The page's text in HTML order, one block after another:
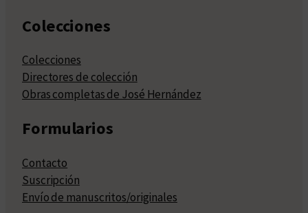
Colecciones
Colecciones
Directores de colección
Obras completas de José Hernández
Formularios
Contacto
Suscripción
Envío de manuscritos/originales